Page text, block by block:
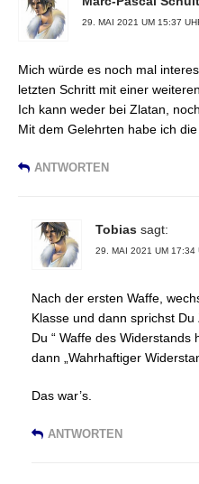
29. MAI 2021 UM 15:37
Mich würde es noch mal
letzten Schritt mit einer
Ich kann weder bei Zlatan,
Mit dem Gelehrten habe ich
ANTWORTEN
Tobias sagt:
29. MAI 2021 UM 17:34
Nach der ersten Waffe,
Klasse und dann sprichst
Du “ Waffe des Widerstands
dann „Wahrhaftiger
Das war’s.
ANTWORTEN